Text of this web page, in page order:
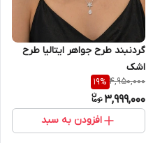
گردنبند طرح جواهر ایتالیا طرح
اشک
4,950,000
19%
3,999,000
افزودن به سبد